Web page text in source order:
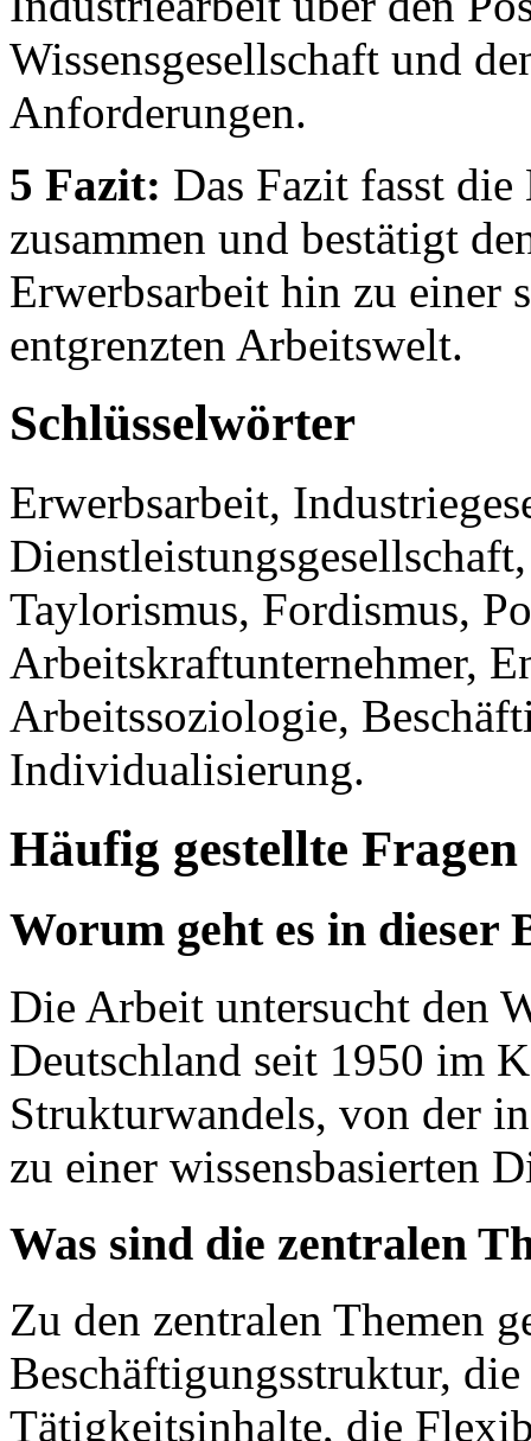
Wissensgesellschaft und
Anforderungen.
5 Fazit: Das Fazit fasst
zusammen und bestätigt
Erwerbsarbeit hin zu einer
entgrenzten Arbeitswelt.
Schlüsselwörter
Erwerbsarbeit,
Taylorismus, Fordismus,
Arbeitskraftunternehmer,
Arbeitssoziologie,
Individualisierung.
Häufig gestellte Fragen
Worum geht es in dieser
Die Arbeit untersucht den
Deutschland seit 1950 im
Strukturwandels, von der
zu einer wissensbasierten
Was sind die zentralen
Zu den zentralen Themen
Beschäftigungsstruktur,
Tätigkeitsinhalte, die